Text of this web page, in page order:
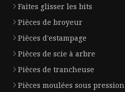
Faites glisser les bits
Pièces de broyeur
Pièces d'estampage
Pièces de scie à arbre
Pièces de trancheuse
Pièces moulées sous pression